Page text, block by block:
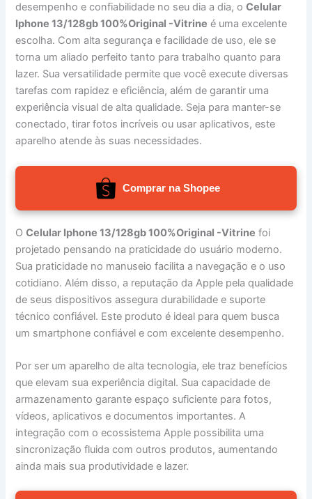
desempenho e confiabilidade no seu dia a dia, oCelular
Iphone 13/128gb 100%Original -Vitrine é uma excelente
escolha. Com alta segurança e facilidade de uso, ele se
torna um aliado perfeito tanto para trabalho quanto para
lazer. Sua versatilidade permite que você execute diversas
tarefas com rapidez e eficiência, além de garantir uma
experiência visual de alta qualidade. Seja para manter-se
conectado, tirar fotos incríveis ou usar aplicativos, este
aparelho atende às suas necessidades.
Comprar na Shopee
OCelular Iphone 13/128gb 100%Original -Vitrine foi
projetado pensando na praticidade do usuário moderno.
Sua praticidade no manuseio facilita a navegação e o uso
cotidiano. Além disso, a reputação da Apple pela qualidade
de seus dispositivos assegura durabilidade e suporte
técnico confiável. Este produto é ideal para quem busca
um smartphone confiável e com excelente desempenho.
Por ser um aparelho de alta tecnologia, ele traz benefícios
que elevam sua experiência digital. Sua capacidade de
armazenamento garante espaço suficiente para fotos,
vídeos, aplicativos e documentos importantes. A
integração com o ecossistema Apple possibilita uma
sincronização fluida com outros produtos, aumentando
ainda mais sua produtividade e lazer.